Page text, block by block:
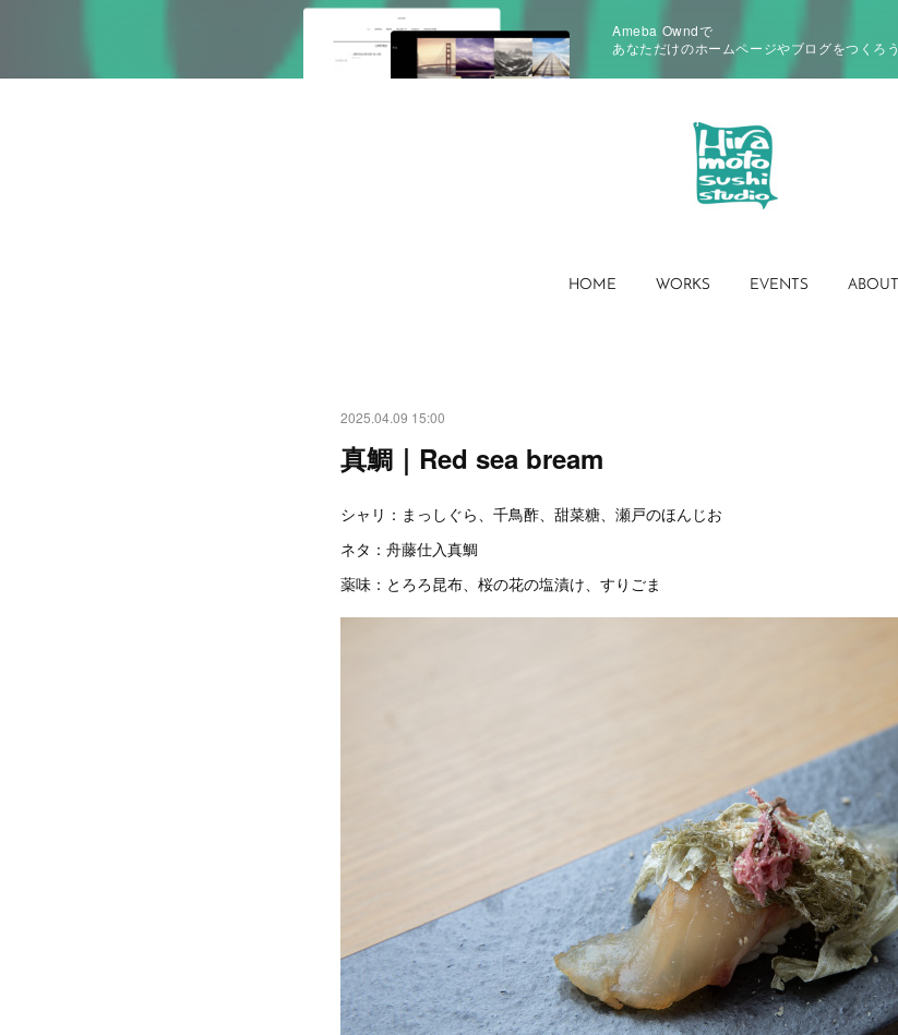
Ameba Owndで
あなただけのホームページやブログをつくろう
HOME WORKS EVENTS ABOUT
2025.04.09 15:00
真鯛｜Red sea bream
シャリ：まっしぐら、千鳥酢、甜菜糖、瀬戸のほんじお
ネタ：舟藤仕入真鯛
薬味：とろろ昆布、桜の花の塩漬け、すりごま